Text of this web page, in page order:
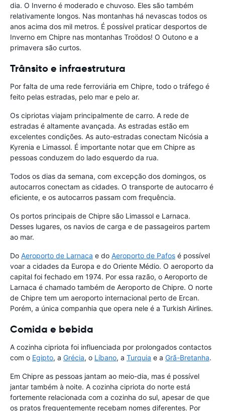
dia. O Inverno é moderado e chuvoso. Eles são também
relativamente longos. Nas montanhas há nevascas todos os
anos acima dos mil metros. É possível praticar desportos de
Inverno em Chipre nas montanhas Troödos! O Outono e a
primavera são curtos.
Trânsito e infraestrutura
Por falta de uma rede ferroviária em Chipre, todo o tráfego é
feito pelas estradas, pelo mar e pelo ar.
Os cipriotas viajam principalmente de carro. A rede de
estradas é altamente avançada. As estradas estão em
excelentes condições. As auto-estradas conectam Nicósia a
Kyrenia e Limassol. É importante notar que em Chipre as
pessoas conduzem do lado esquerdo da rua.
Todos os dias da semana, com excepção dos domingos, os
autocarros conectam as cidades. O transporte de autocarro é
eficiente, e os autocarros passam com frequência.
Os portos principais de Chipre são Limassol e Larnaca.
Desses lugares, os navios de carga e de passageiros partem
ao mar.
Do Aeroporto de Larnaca e do Aeroporto de Pafos é possível
voar a cidades da Europa e do Oriente Médio. O aeroporto da
capital foi fechado em 1974. Por essa razão, o Aeroporto de
Larnaca é chamado também de Aeroporto de Chipre. O norte
de Chipre tem um aeroporto internacional perto de Ercan.
Porém, a única companhia que opera nele é a Turkish Airlines.
Comida e bebida
A cozinha cipriota foi influenciada por prolongados contactos
com o Egipto, a Grécia, o Líbano, a Turquia e a Grã-Bretanha.
Em Chipre as pessoas jantam ao meio-dia, mas é possível
jantar também à noite. A cozinha cipriota do norte está
fortemente relacionada com a cozinha do sul, apesar de que
os pratos frequentemente recebam nomes diferentes. Por